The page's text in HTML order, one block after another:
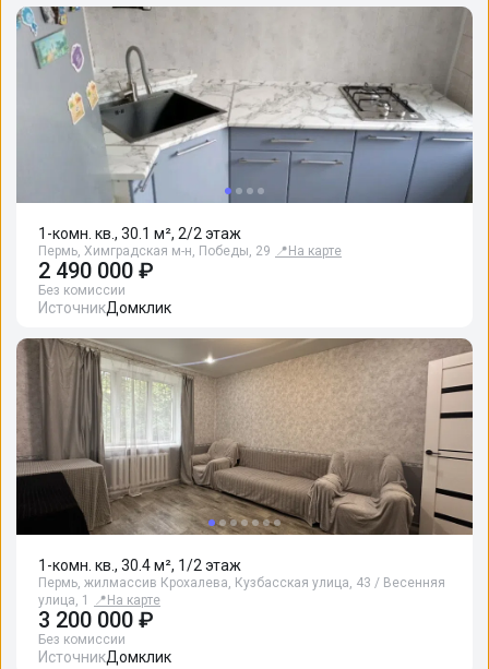
1-комн. кв., 30.1 м², 2/2 этаж
Пермь, Химградская м-н, Победы, 29 📍 На карте
2 490 000 ₽
Без комиссии
ИсточникДомклик
1-комн. кв., 30.4 м², 1/2 этаж
Пермь, жилмассив Крохалева, Кузбасская улица, 43 / Весенняя
улица, 1
📍 На карте
3 200 000 ₽
Без комиссии
ИсточникДомклик